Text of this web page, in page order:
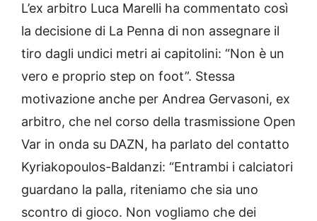
L’ex arbitro Luca Marelli ha commentato così
la decisione di La Penna di non assegnare il
tiro dagli undici metri ai capitolini: “Non è un
vero e proprio step on foot”. Stessa
motivazione anche per Andrea Gervasoni, ex
arbitro, che nel corso della trasmissione Open
Var in onda su DAZN, ha parlato del contatto
Kyriakopoulos-Baldanzi: “Entrambi i calciatori
guardano la palla, riteniamo che sia uno
scontro di gioco. Non vogliamo che dei